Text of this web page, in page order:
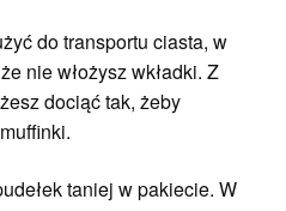
do transportu ciasta, w
nie włożysz wkładki. Z
dociąć tak, żeby
taniej w pakiecie. W